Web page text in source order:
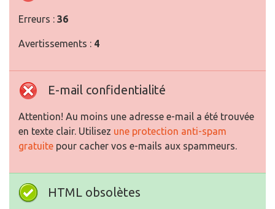
Erreurs : 36
Avertissements : 4
E-mail confidentialité
Attention! Au moins une adresse e-mail a été trouvée
en texte clair. Utilisez une protection anti-spam
gratuite pour cacher vos e-mails aux spammeurs.
HTML obsolètes